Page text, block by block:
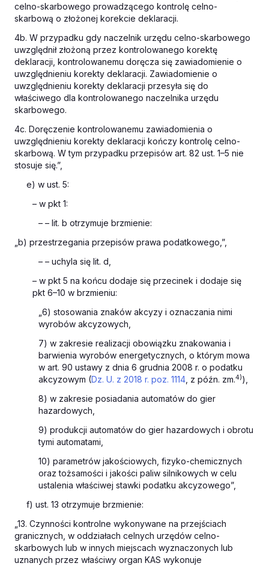
celno-skarbowego prowadzącego kontrolę celno-
skarbową o złożonej korekcie deklaracji.
4b. W przypadku gdy naczelnik urzędu celno-skarbowego
uwzględnił złożoną przez kontrolowanego korektę
deklaracji, kontrolowanemu doręcza się zawiadomienie o
uwzględnieniu korekty deklaracji. Zawiadomienie o
uwzględnieniu korekty deklaracji przesyła się do
właściwego dla kontrolowanego naczelnika urzędu
skarbowego.
4c. Doręczenie kontrolowanemu zawiadomienia o
uwzględnieniu korekty deklaracji kończy kontrolę celno-
skarbową. W tym przypadku przepisów art. 82 ust. 1–5 nie
stosuje się.”,
e) w ust. 5:
– w pkt 1:
– – lit. b otrzymuje brzmienie:
„b) przestrzegania przepisów prawa podatkowego,”,
– – uchyla się lit. d,
– w pkt 5 na końcu dodaje się przecinek i dodaje się
pkt 6–10 w brzmieniu:
„6) stosowania znaków akcyzy i oznaczania nimi
wyrobów akcyzowych,
7) w zakresie realizacji obowiązku znakowania i
barwienia wyrobów energetycznych, o którym mowa
w art. 90 ustawy z dnia 6 grudnia 2008 r. o podatku
akcyzowym (Dz. U. z 2018 r. poz. 1114 , z późn. zm.4)),
8) w zakresie posiadania automatów do gier
hazardowych,
9) produkcji automatów do gier hazardowych i obrotu
tymi automatami,
10) parametrów jakościowych, fizyko-chemicznych
oraz tożsamości i jakości paliw silnikowych w celu
ustalenia właściwej stawki podatku akcyzowego”,
f) ust. 13 otrzymuje brzmienie:
„13. Czynności kontrolne wykonywane na przejściach
granicznych, w oddziałach celnych urzędów celno-
skarbowych lub w innych miejscach wyznaczonych lub
uznanych przez właściwy organ KAS wykonuje